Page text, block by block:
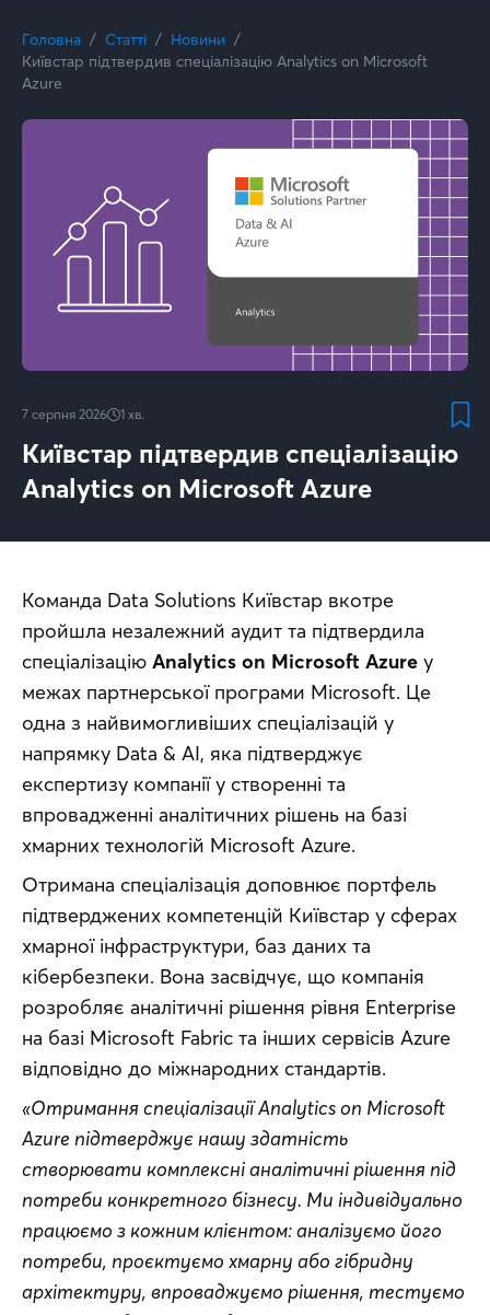
Головна Статті
Новини
Київстар підтвердив спеціалізацію Analytics on Microsoft
Azure
7 серпня 2026 1 хв.
Київстар підтвердив спеціалізацію
Analytics on Microsoft Azure
Команда Data Solutions Київстар вкотре
пройшла незалежний аудит та підтвердила
спеціалізацію Analytics on Microsoft Azure у
межах партнерської програми Microsoft. Це
одна з найвимогливіших спеціалізацій у
напрямку Data & AI, яка підтверджує
експертизу компанії у створенні та
впровадженні аналітичних рішень на базі
хмарних технологій Microsoft Azure.
Отримана спеціалізація доповнює портфель
підтверджених компетенцій Київстар у сферах
хмарної інфраструктури, баз даних та
кібербезпеки. Вона засвідчує, що компанія
розробляє аналітичні рішення рівня Enterprise
на базі Microsoft Fabric та інших сервісів Azure
відповідно до міжнародних стандартів.
«Отримання спеціалізації Analytics on Microsoft
Azure підтверджує нашу здатність
створювати комплексні аналітичні рішення під
потреби конкретного бізнесу. Ми індивідуально
працюємо з кожним клієнтом: аналізуємо його
потреби, проєктуємо хмарну або гібридну
архітектуру, впроваджуємо рішення, тестуємо